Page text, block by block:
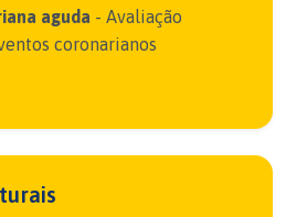
aguda - Avaliação
coronarianos